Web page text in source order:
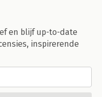
en blijf up-to-date
inspirerende